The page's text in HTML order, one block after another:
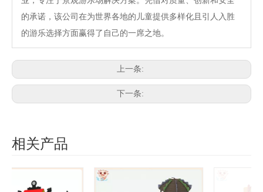
的承诺，该公司在为世界各地的儿童提供多样化且引人入胜
的游乐选择方面赢得了自己的一席之地。
上一条:
下一条:
相关产品